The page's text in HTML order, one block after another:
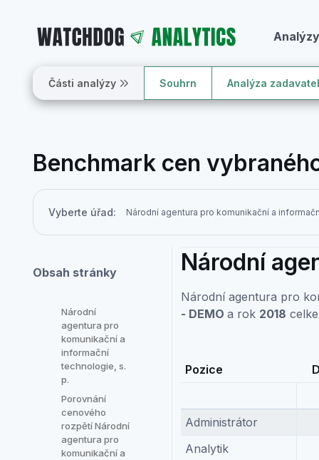
Analýzy
Části analýzy Souhrn Analýza
Benchmark cen
Vyberte úřad:
Obsah stránky
Národní
agentura pro
komunikační a
informační
technologie, s.
p.
Porovnání
cenového
rozpětí Národní
agentura pro
komunikační a
Národní
Národní agentura pro
- DEMOa rok 2018
Pozice
Administrátor
Analytik